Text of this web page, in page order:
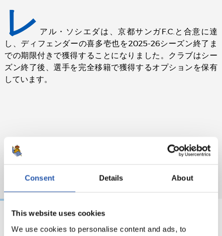
Consent Details About
This website uses cookies
We use cookies to personalise content and ads, to
レ アル・ソシエダは、京都サンガF.C.と合意に達
し、ディフェンダーの喜多壱也を2025-26シーズン終了ま
での期限付きで獲得することになりました。クラブはシー
ズン終了後、選手を完全移籍で獲得するオプションを保有
しています。
25/03/2026 14/07/2025